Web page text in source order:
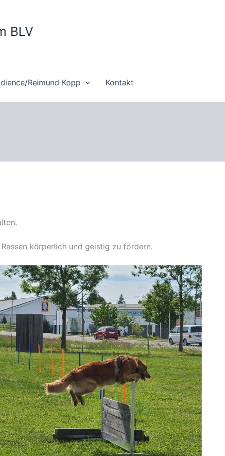
BLV
Reimund Kopp Kontakt
körperlich und geistig zu fördern.